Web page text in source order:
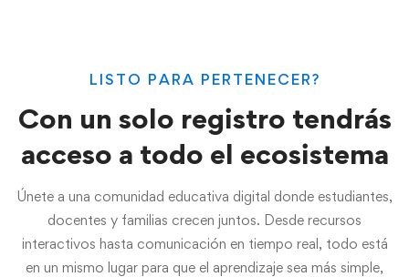
LISTO PARA PERTENECER?
Con un solo registro tendrás
acceso a todo el ecosistema
Únete a una comunidad educativa digital donde estudiantes,
docentes y familias crecen juntos. Desde recursos
interactivos hasta comunicación en tiempo real, todo está
en un mismo lugar para que el aprendizaje sea más simple,